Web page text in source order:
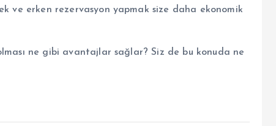
ve erken rezervasyon yapmak size daha ekonomik
ne gibi avantajlar sağlar? Siz de bu konuda ne